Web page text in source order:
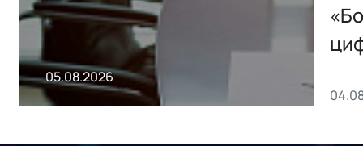
хранения данных
05.08.2026